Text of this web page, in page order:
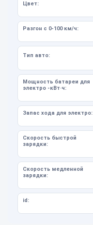
Цвет:
Разгон с 0-100 км/ч:
Тип авто:
Мощность батареи для
электро -кВт·ч:
Запас хода для электро:
Скорость быстрой
зарядки:
Скорость медленной
зарядки:
id: